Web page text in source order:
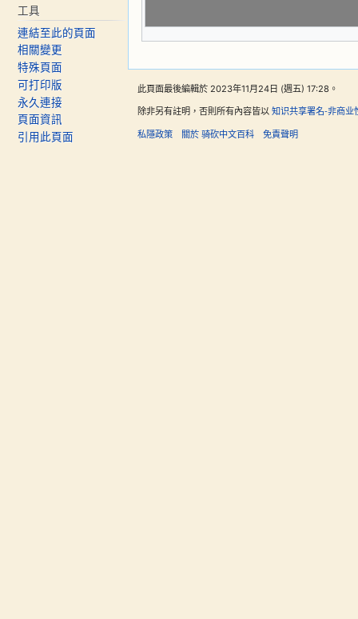
工具
連結至此的頁面
相關變更
特殊頁面
可打印版
永久連接
頁面資訊
引用此頁面
此頁面最後編輯於 2023年11月24日 (週五) 17:28。
除非另有註明，否則所有內容皆以 知识共享署名-非商业
私隱政策 關於 骑砍中文百科 免責聲明